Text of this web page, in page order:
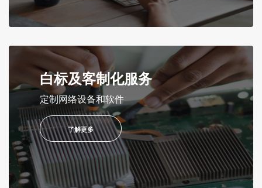
白标及客制化服务
定制网络设备和软件
了解更多